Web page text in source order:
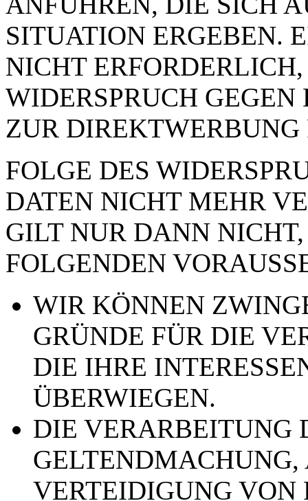
SITUATION ERGEBEN.
NICHT
WIDERSPRUCH
ZUR DIREKTWERBUNG
FOLGE DES
DATEN NICHT MEHR
GILT NUR DANN
FOLGENDEN
WIR KÖNNEN
GRÜNDE FÜR DIE
DIE IHRE
ÜBERWIEGEN.
DIE VERARBEITUNG
VERTEIDIGUNG VON